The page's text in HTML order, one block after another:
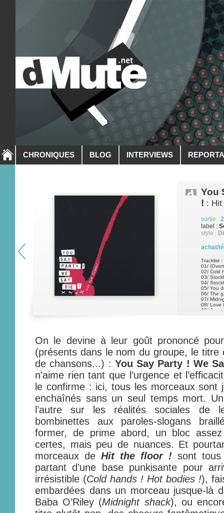
CHRONIQUES BLOG INTERVIEWS
You
! : Hit
sortie :
label :
style :
achat/
Tracklist :
01/
02/ Cold
03/
04/
05/ You
06/ The
07/
08/ Love
09/ Ja
On le devine à leur goût prononcé
(présents dans le nom du groupe, le titre
de chansons...) : You Say Party ! We
n’aime rien tant que l’urgence et
le confirme : ici, tous les morceaux sont
enchaînés sans un seul temps mort.
l’autre sur les réalités sociales de
bombinettes aux paroles-slogans
former, de prime abord, un bloc
certes, mais peu de nuances. Et
morceaux de Hit the floor ! sont tous
partant d’une base punkisante pour
irrésistible (Cold hands ! Hot bodies !),
embardées dans un morceau jusque-là
Baba O’Riley (Midnight shack), ou